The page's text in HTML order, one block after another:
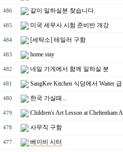
486 같이 일하실분 찾습니다.
485 미국 세무사 시험 준비반 개강
484 [세탁소] 테일러 구함
483 home stay
482 네일 가게에서 함께 일하실 분
481 SangKee Kitchen 식당에서 Waiter
480 한국 가실때...
479 Children's Art Lesson at Cheltenham
478 사무직 구함
477 베이비 시터